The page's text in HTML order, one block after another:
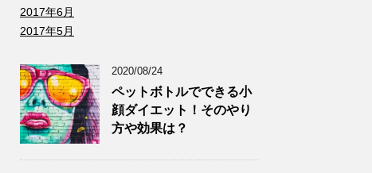
2017年6月
2017年5月
2020/08/24
ペットボトルでできる小
顔ダイエット！そのやり
方や効果は？